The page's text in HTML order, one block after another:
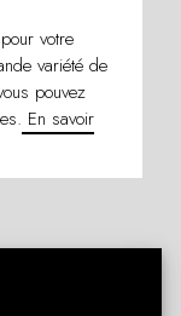
votre
variété de
pouvez
En savoir